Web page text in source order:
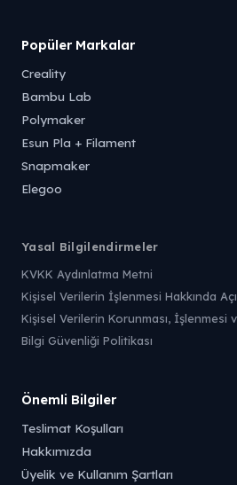
Popüler Markalar
Creality
Bambu Lab
Polymaker
Esun Pla + Filament
Snapmaker
Elegoo
Yasal Bilgilendirmeler
KVKK Aydınlatma Metni
Kişisel Verilerin İşlenmesi Hakkında
Kişisel Verilerin Korunması, İşlenmesi
Bilgi Güvenliği Politikası
Önemli Bilgiler
Teslimat Koşulları
Hakkımızda
Üyelik ve Kullanım Şartları